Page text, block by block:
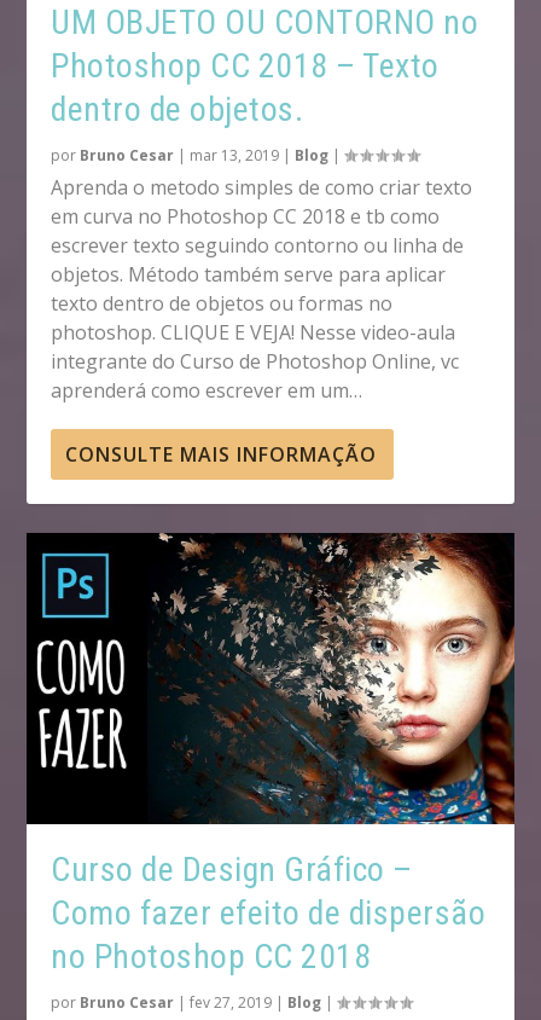
UM OBJETO OU CONTORNO no
Photoshop CC 2018 – Texto
dentro de objetos.
por Bruno Cesar | mar 13, 2019 | Blog |
Aprenda o metodo simples de como criar texto
em curva no Photoshop CC 2018 e tb como
escrever texto seguindo contorno ou linha de
objetos. Método também serve para aplicar
texto dentro de objetos ou formas no
photoshop. CLIQUE E VEJA! Nesse video-aula
integrante do Curso de Photoshop Online, vc
aprenderá como escrever em um…
CONSULTE MAIS INFORMAÇÃO
Curso de Design Gráfico –
Como fazer efeito de dispersão
no Photoshop CC 2018
por Bruno Cesar |fev 27, 2019 | Blog |